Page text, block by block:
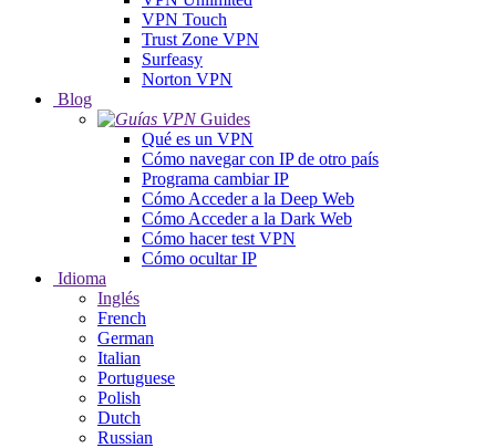
VPN Touch
Trust Zone VPN
Surfeasy
Norton VPN
Blog
Guides
Qué es un VPN
Cómo navegar con IP de otro país
Programa cambiar IP
Cómo Acceder a la Deep Web
Cómo Acceder a la Dark Web
Cómo hacer test VPN
Cómo ocultar IP
Idioma
Inglés
French
German
Italian
Portuguese
Polish
Dutch
Russian